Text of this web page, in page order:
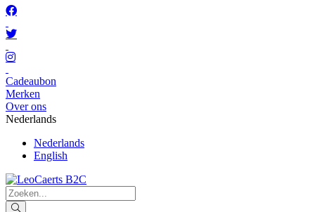
Cadeaubon
Merken
Over ons
Nederlands
Nederlands
English